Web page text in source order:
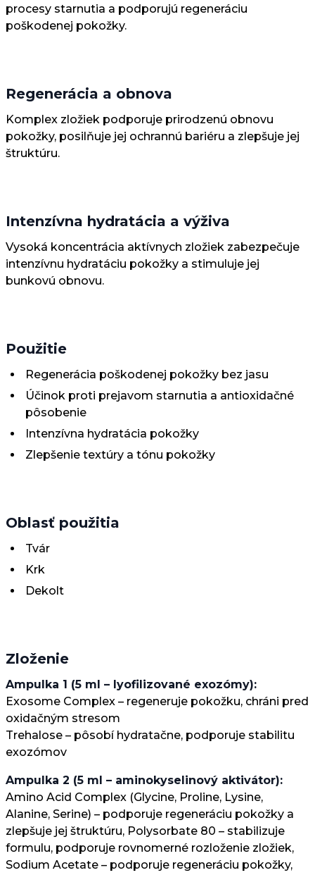
procesy starnutia a podporujú regeneráciu
poškodenej pokožky.
Regenerácia a obnova
Komplex zložiek podporuje prirodzenú obnovu
pokožky, posilňuje jej ochrannú bariéru a zlepšuje jej
štruktúru.
Intenzívna hydratácia a výživa
Vysoká koncentrácia aktívnych zložiek zabezpečuje
intenzívnu hydratáciu pokožky a stimuluje jej
bunkovú obnovu.
Použitie
Regenerácia poškodenej pokožky bez jasu
Účinok proti prejavom starnutia a antioxidačné
pôsobenie
Intenzívna hydratácia pokožky
Zlepšenie textúry a tónu pokožky
Oblasť použitia
Tvár
Krk
Dekolt
Zloženie
Ampulka 1 (5 ml – lyofilizované exozómy):
Exosome Complex – regeneruje pokožku, chráni pred
oxidačným stresom
Trehalose – pôsobí hydratačne, podporuje stabilitu
exozómov
Ampulka 2 (5 ml – aminokyselinový aktivátor):
Amino Acid Complex (Glycine, Proline, Lysine,
Alanine, Serine) – podporuje regeneráciu pokožky a
zlepšuje jej štruktúru, Polysorbate 80 – stabilizuje
formulu, podporuje rovnomerné rozloženie zložiek,
Sodium Acetate – podporuje regeneráciu pokožky,